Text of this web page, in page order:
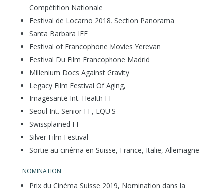
Compétition Nationale
Festival de Locarno 2018, Section Panorama
Santa Barbara IFF
Festival of Francophone Movies Yerevan
Festival Du Film Francophone Madrid
Millenium Docs Against Gravity
Legacy Film Festival Of Aging,
Imagésanté Int. Health FF
Seoul Int. Senior FF, EQUIS
Swissplained FF
Silver Film Festival
Sortie au cinéma en Suisse, France, Italie, Allemagne
NOMINATION
Prix du Cinéma Suisse 2019, Nomination dans la